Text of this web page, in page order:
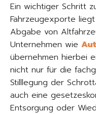
Ein wichtiger Schritt
Fahrzeugexporte
Abgabe von
Unternehmen wie
übernehmen hierbei
nicht nur für die
Stilllegung der
auch eine
Entsorgung oder